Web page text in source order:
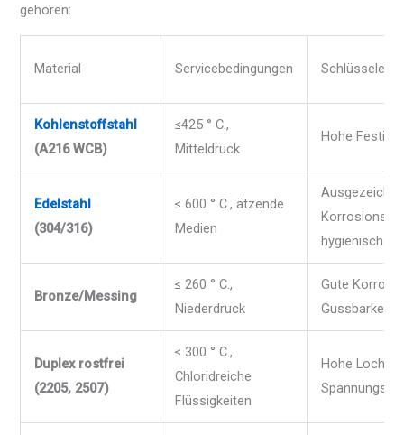
gehören:
Material Servicebedingungen
Kohlenstoffstahl
(A216 WCB)
≤425 ° C.,
Mitteldruck
Hohe
Edelstahl
(304/316)
≤ 600 ° C., ätzende
Medien
hygienisch
Bronze/Messing
≤ 260 ° C.,
Niederdruck
Gute
Gussbarkeit
Duplex rostfrei
(2205, 2507)
≤ 300 ° C.,
Chloridreiche
Flüssigkeiten
Hohe